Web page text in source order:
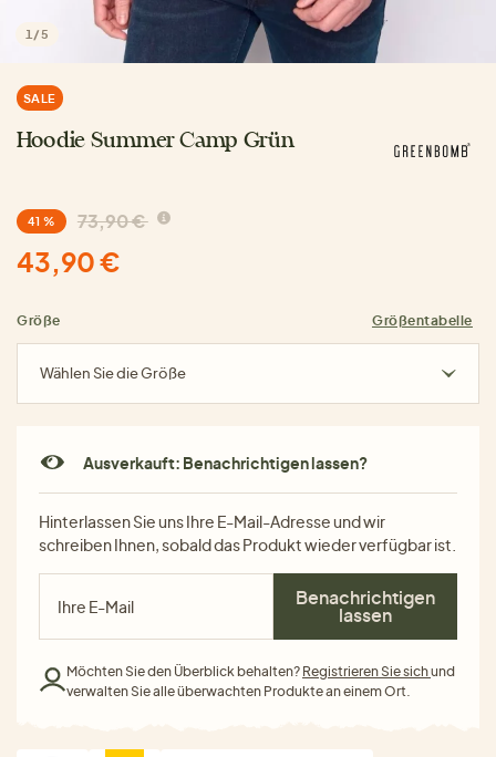
1 /5
SALE
Hoodie Summer Camp Grün
41 % 73,90 €
43,90 €
Größe Größentabelle
Wählen Sie die Größe
Ausverkauft: Benachrichtigen lassen?
Hinterlassen Sie uns Ihre E-Mail-Adresse und wir
schreiben Ihnen, sobald das Produkt wieder verfügbar ist.
Benachrichtigen
lassen
Möchten Sie den Überblick behalten? Registrieren Sie sichund
verwalten Sie alle überwachten Produkte an einem Ort.